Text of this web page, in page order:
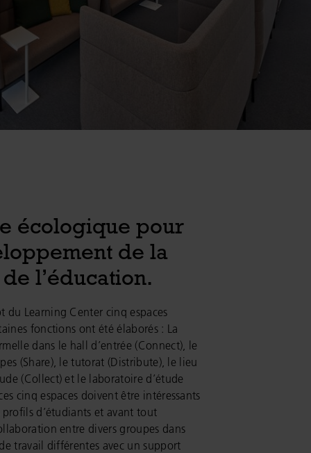
écologique pour
de la
l’éducation.
du Learning Center cinq espaces
fonctions ont été élaborés : La
dans le hall d’entrée (Connect), le
(Share), le tutorat (Distribute), le lieu
(Collect) et le laboratoire d’étude
cinq espaces doivent être intéressants
profils d’étudiants et avant tout
entre divers groupes dans
travail différentes avec un support